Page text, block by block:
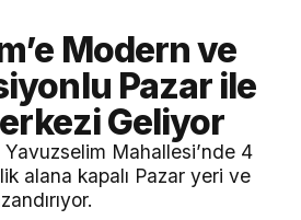
Modern ve
Pazar ile
Geliyor
Yavuzselim Mahallesi’nde 4
alana kapalı Pazar yeri ve